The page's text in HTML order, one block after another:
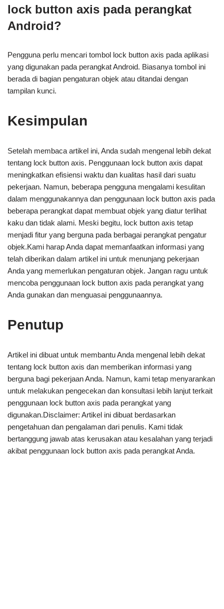
lock button axis pada perangkat
Android?
Pengguna perlu mencari tombol lock button axis pada aplikasi
yang digunakan pada perangkat Android. Biasanya tombol ini
berada di bagian pengaturan objek atau ditandai dengan
tampilan kunci.
Kesimpulan
Setelah membaca artikel ini, Anda sudah mengenal lebih dekat
tentang lock button axis. Penggunaan lock button axis dapat
meningkatkan efisiensi waktu dan kualitas hasil dari suatu
pekerjaan. Namun, beberapa pengguna mengalami kesulitan
dalam menggunakannya dan penggunaan lock button axis pada
beberapa perangkat dapat membuat objek yang diatur terlihat
kaku dan tidak alami. Meski begitu, lock button axis tetap
menjadi fitur yang berguna pada berbagai perangkat pengatur
objek.Kami harap Anda dapat memanfaatkan informasi yang
telah diberikan dalam artikel ini untuk menunjang pekerjaan
Anda yang memerlukan pengaturan objek. Jangan ragu untuk
mencoba penggunaan lock button axis pada perangkat yang
Anda gunakan dan menguasai penggunaannya.
Penutup
Artikel ini dibuat untuk membantu Anda mengenal lebih dekat
tentang lock button axis dan memberikan informasi yang
berguna bagi pekerjaan Anda. Namun, kami tetap menyarankan
untuk melakukan pengecekan dan konsultasi lebih lanjut terkait
penggunaan lock button axis pada perangkat yang
digunakan.Disclaimer: Artikel ini dibuat berdasarkan
pengetahuan dan pengalaman dari penulis. Kami tidak
bertanggung jawab atas kerusakan atau kesalahan yang terjadi
akibat penggunaan lock button axis pada perangkat Anda.